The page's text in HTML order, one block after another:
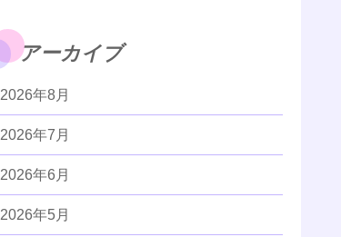
アーカイブ
2026年8月
2026年7月
2026年6月
2026年5月